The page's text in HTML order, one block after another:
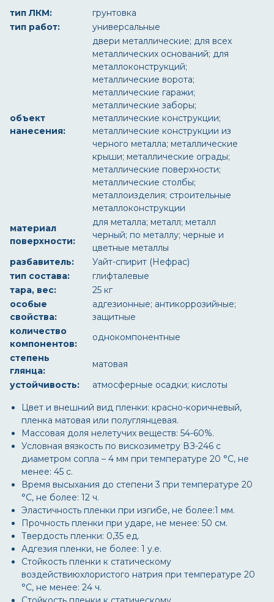
тип ЛКМ:
грунтовка
тип работ:
универсальные
объект
нанесения:
двери металлические; для всех
металлических оснований; для
металлоконструкций;
металлические ворота;
металлические гаражи;
металлические заборы;
металлические конструкции;
металлические конструкции из
черного металла; металлические
крыши; металлические ограды;
металлические поверхности;
металлические столбы;
металлоизделия; строительные
металлоконструкции
материал
поверхности:
для металла; металл; металл
черный; по металлу; черные и
цветные металлы
разбавитель:
Уайт-спирит (Нефрас)
тип состава:
глифталевые
тара, вес:
25 кг
особые
свойства:
адгезионные; антикоррозийные;
защитные
количество
компонентов:
однокомпонентные
степень
глянца:
матовая
устойчивость:
атмосферные осадки; кислоты
Цвет и внешний вид пленки: красно-коричневый,
пленка матовая или полуглянцевая.
Массовая доля нелетучих веществ: 54-60%.
Условная вязкость по вискозиметру ВЗ-246 с
диаметром сопла – 4 мм при температуре 20 °С, не
менее: 45 с.
Время высыхания до степени 3 при температуре 20
°С, не более: 12 ч.
Эластичность пленки при изгибе, не более:1 мм.
Прочность пленки при ударе, не менее: 50 см.
Твердость пленки: 0,35 ед.
Адгезия пленки, не более: 1 у.е.
Стойкость пленки к статическому
воздействиюхлористого натрия при температуре 20
°С, не менее: 24 ч.